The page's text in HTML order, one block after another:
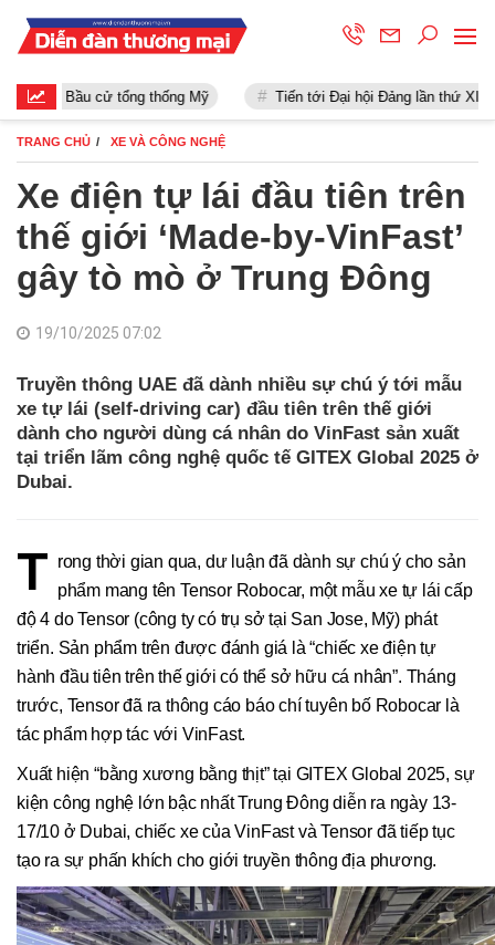
Bầu cử tổng thống Mỹ Tiến tới Đại hội Đảng lần thứ XIII
TRANG CHỦ XE VÀ CÔNG NGHỆ
Xe điện tự lái đầu tiên trên
thế giới ‘Made-by-VinFast’
gây tò mò ở Trung Đông
19/10/2025 07:02
Truyền thông UAE đã dành nhiều sự chú ý tới mẫu
xe tự lái (self-driving car) đầu tiên trên thế giới
dành cho người dùng cá nhân do VinFast sản xuất
tại triển lãm công nghệ quốc tế GITEX Global 2025 ở
Dubai.
T rong thời gian qua, dư luận đã dành sự chú ý cho sản
phẩm mang tên Tensor Robocar, một mẫu xe tự lái cấp
độ 4 do Tensor (công ty có trụ sở tại San Jose, Mỹ) phát
triển. Sản phẩm trên được đánh giá là “chiếc xe điện tự
hành đầu tiên trên thế giới có thể sở hữu cá nhân”. Tháng
trước, Tensor đã ra thông cáo báo chí tuyên bố Robocar là
tác phẩm hợp tác với VinFast.
Xuất hiện “bằng xương bằng thịt” tại GITEX Global 2025, sự
kiện công nghệ lớn bậc nhất Trung Đông diễn ra ngày 13-
17/10 ở Dubai, chiếc xe của VinFast và Tensor đã tiếp tục
tạo ra sự phấn khích cho giới truyền thông địa phương.